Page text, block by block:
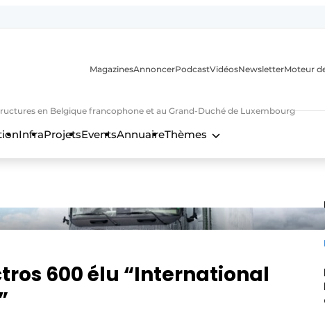
en Belgique francophone et au Grand-Duché de Luxembourg
MagazinesAnnoncerPodcastVidéosNewsletterMoteur
InfraProjetsEventsAnnuaireThèmes
600 élu “International